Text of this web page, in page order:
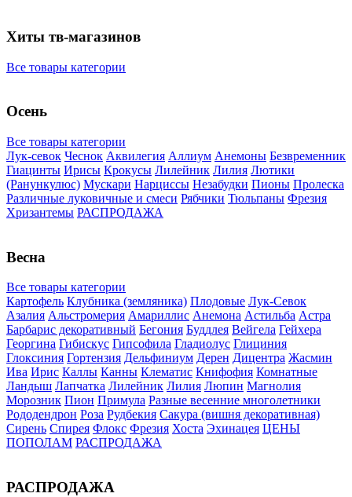
Хиты тв-магазинов
Все товары категории
Осень
Все товары категории
Лук-севок Чеснок Аквилегия Аллиум Анемоны Безвременник
Гиацинты Ирисы Крокусы Лилейник Лилия Лютики
(Ранункулюс) Мускари Нарцисcы Незабудки Пионы Пролеска
Различные луковичные и смеси Рябчики Тюльпаны Фрезия
Хризантемы РАСПРОДАЖА
Весна
Все товары категории
Картофель Клубника (земляника) Плодовые Лук-Севок
Азалия Альстромерия Амариллис Анемона Астильба Астра
Барбарис декоративный Бегония Буддлея Вейгела Гейхера
Георгина Гибискус Гипсофила Гладиолус Глициния
Глоксиния Гортензия Дельфиниум Дерен Дицентра Жасмин
Ива Ирис Каллы Канны Клематис Книфофия Комнатные
Ландыш Лапчатка Лилейник Лилия Люпин Магнолия
Морозник Пион Примула Разные весенние многолетники
Рододендрон Роза Рудбекия Сакура (вишня декоративная)
Сирень Спирея Флокс Фрезия Хоста Эхинацея ЦЕНЫ
ПОПОЛАМ РАСПРОДАЖА
РАСПРОДАЖА